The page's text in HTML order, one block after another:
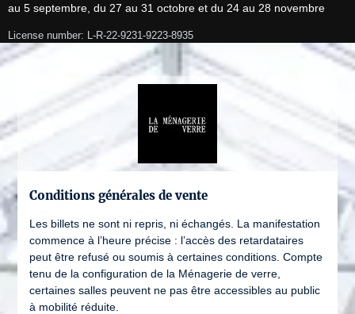
au 5 septembre, du 27 au 31 octobre et du 24 au 28 novembre
License number: L-R-22-9231-9223-8935
Conditions générales de vente
Les billets ne sont ni repris, ni échangés. La manifestation
commence à l’heure précise : l’accès des retardataires
peut être refusé ou soumis à certaines conditions. Compte
tenu de la configuration de la Ménagerie de verre,
certaines salles peuvent ne pas être accessibles au public
à mobilité réduite.